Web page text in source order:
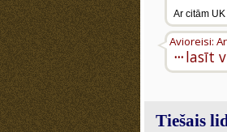
Ar citām
···
Avioreisi:
lasīt
Tiešais